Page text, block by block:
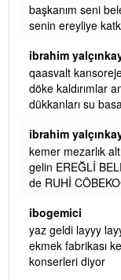
başkanım seni
senin ereyliye
ibrahim
qaasvalt
döke kaldırımlar
dükkanları su
ibrahim
kemer mezarlık
gelin EREĞLİ
de RUHİ
ibogemici
yaz geldi layyy
ekmek fabrikası
konserleri diyor